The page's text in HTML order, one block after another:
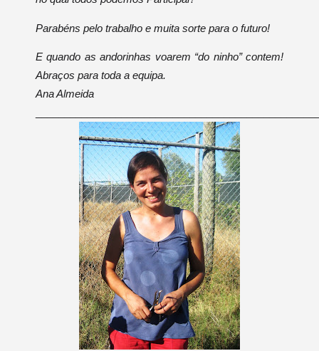
Parabéns pelo trabalho e muita sorte para o futuro!
E quando as andorinhas voarem “do ninho” contem!
Abraços para toda a equipa.
Ana Almeida